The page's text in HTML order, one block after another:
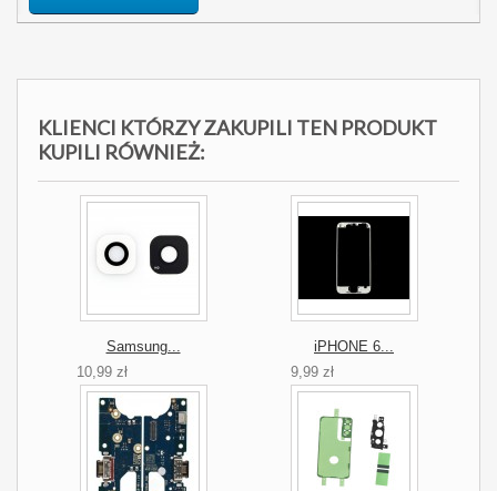
KLIENCI KTÓRZY ZAKUPILI TEN PRODUKT
KUPILI RÓWNIEŻ:
Samsung...
10,99 zł
iPHONE 6...
9,99 zł